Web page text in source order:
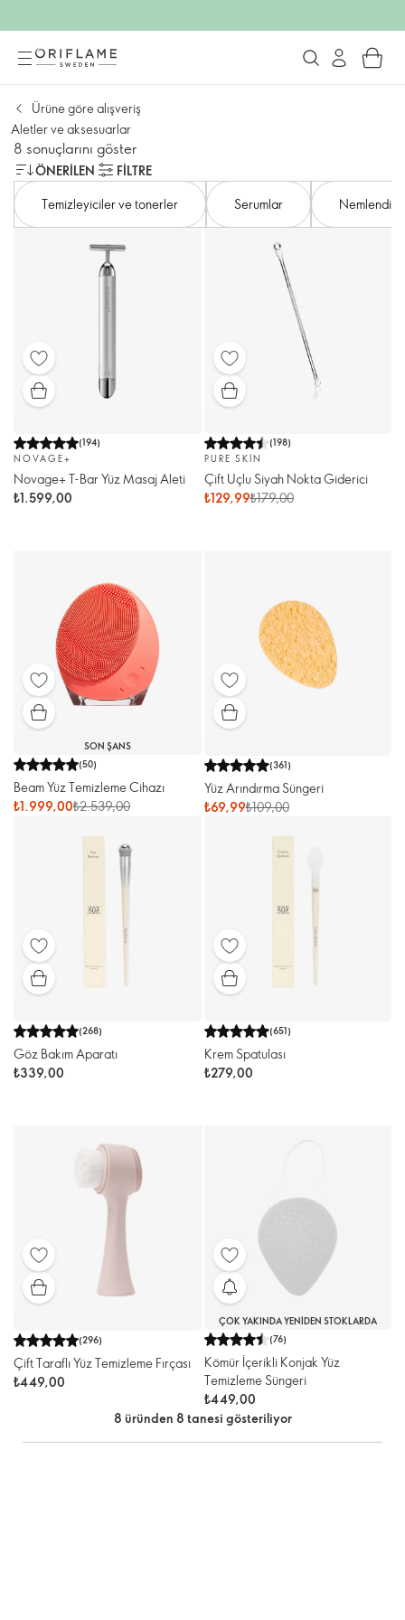
Ürüne göre alışveriş
Aletler ve aksesuarlar
8 sonuçlarını göster
ÖNERILEN
FILTRE
Temizleyiciler ve tonerler
Serumlar
(194)
NOVAGE+
Novage+ T-Bar Yüz Masaj Aleti
₺1.599,00
(198)
PURE SKIN
Çift Uçlu Siyah Nokta Giderici
₺129,99₺179,00
SON ŞANS
(50)
Beam Yüz Temizleme Cihazı
₺1.999,00₺2.539,00
(361)
Yüz Arındırma Süngeri
₺69,99₺109,00
(268)
Göz Bakım Aparatı
₺339,00
(651)
Krem Spatulası
₺279,00
(296)
Çift Taraflı Yüz Temizleme Fırçası
₺449,00
ÇOK YAKINDA YENIDEN STOKLARDA
(76)
Kömür İçerikli Konjak Yüz
Temizleme Süngeri
₺449,00
8 üründen 8 tanesi gösteriliyor